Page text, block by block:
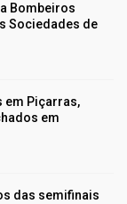
Bombeiros
Sociedades de
em Piçarras,
em
das semifinais